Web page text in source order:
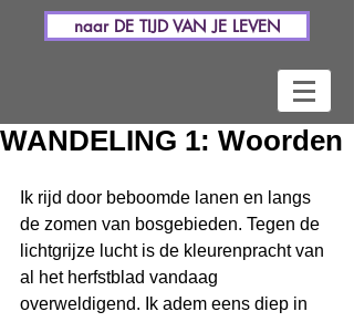
naar DE TIJD VAN JE LEVEN
WANDELING 1: Woorden
Ik rijd door beboomde lanen en langs
de zomen van bosgebieden. Tegen de
lichtgrijze lucht is de kleurenpracht van
al het herfstblad vandaag
overweldigend. Ik adem eens diep in